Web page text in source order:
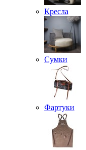
Кресла
Сумки
Фартуки